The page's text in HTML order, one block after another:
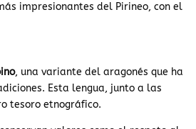
impresionantes del Pirineo, con el
, una variante del aragonés que ha
Esta lengua, junto a las
tesoro etnográfico.